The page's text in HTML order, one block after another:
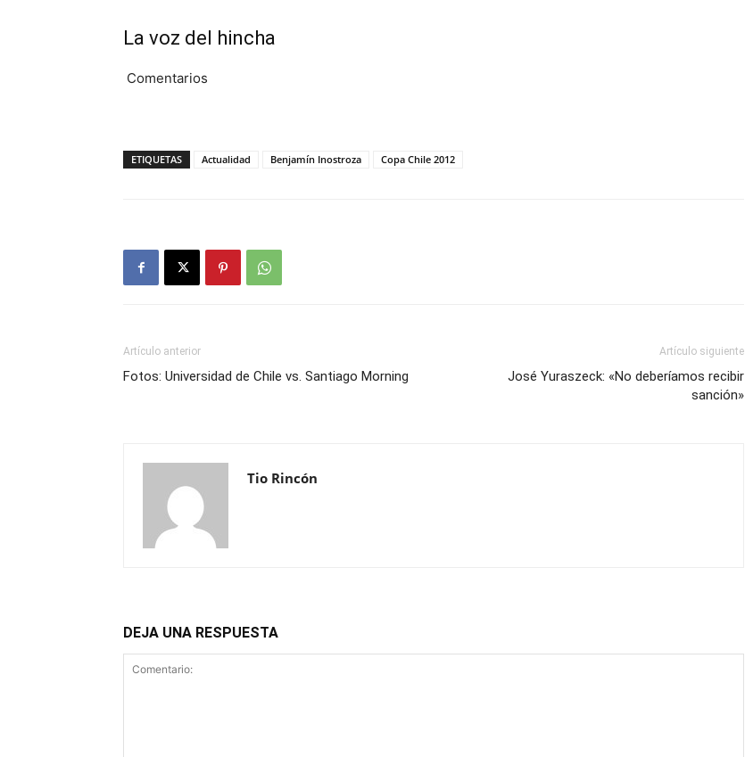
La voz del hincha
Comentarios
ETIQUETAS Actualidad Benjamín Inostroza Copa Chile 2012
Artículo anterior
Fotos: Universidad de Chile vs. Santiago Morning
Artículo siguiente
José Yuraszeck: «No deberíamos recibir
sanción»
Tio Rincón
DEJA UNA RESPUESTA